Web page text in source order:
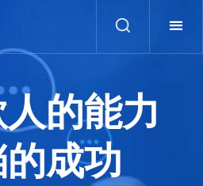
的能力
成功